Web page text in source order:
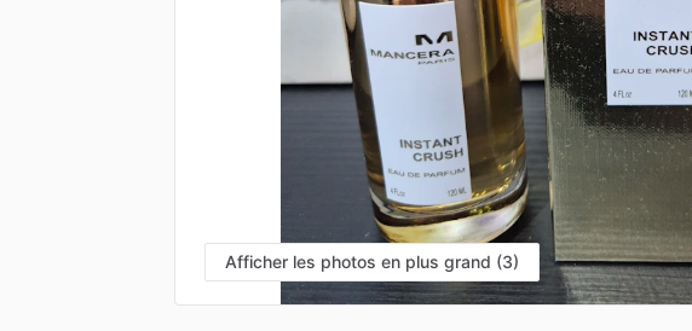
Afficher les photos en plus grand (3)